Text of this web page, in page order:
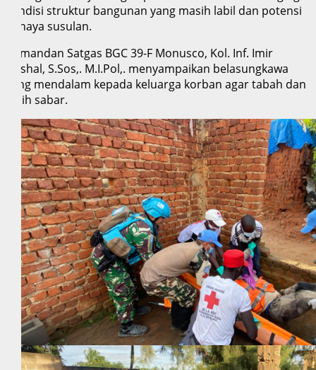
kondisi struktur bangunan yang masih labil dan potensi
bahaya susulan.
Komandan Satgas BGC 39-F Monusco, Kol. Inf. Imir
Faishal, S.Sos,. M.I.Pol,. menyampaikan belasungkawa
yang mendalam kepada keluarga korban agar tabah dan
lebih sabar.